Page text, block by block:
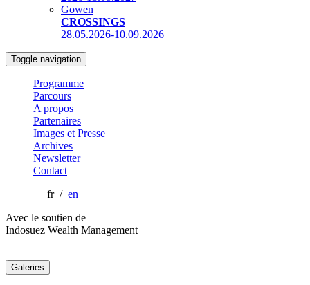
Gowen
CROSSINGS
28.05.2026-10.09.2026
Toggle navigation
Programme
Parcours
A propos
Partenaires
Images et Presse
Archives
Newsletter
Contact
fr / en
Avec le soutien de
Indosuez Wealth Management
Galeries